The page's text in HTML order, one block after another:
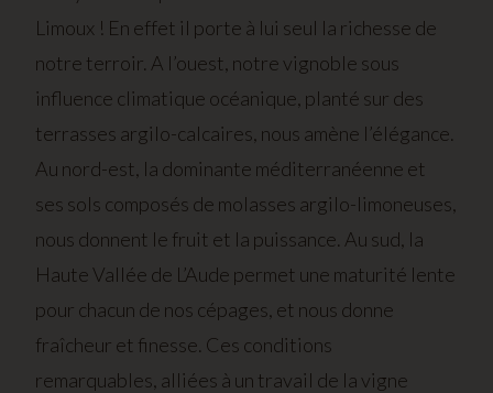
Limoux ! En effet il porte à lui seul la richesse de
notre terroir. A l’ouest, notre vignoble sous
influence climatique océanique, planté sur des
terrasses argilo-calcaires, nous amène l’élégance.
Au nord-est, la dominante méditerranéenne et
ses sols composés de molasses argilo-limoneuses,
nous donnent le fruit et la puissance. Au sud, la
Haute Vallée de L’Aude permet une maturité lente
pour chacun de nos cépages, et nous donne
fraîcheur et finesse. Ces conditions
remarquables, alliées à un travail de la vigne